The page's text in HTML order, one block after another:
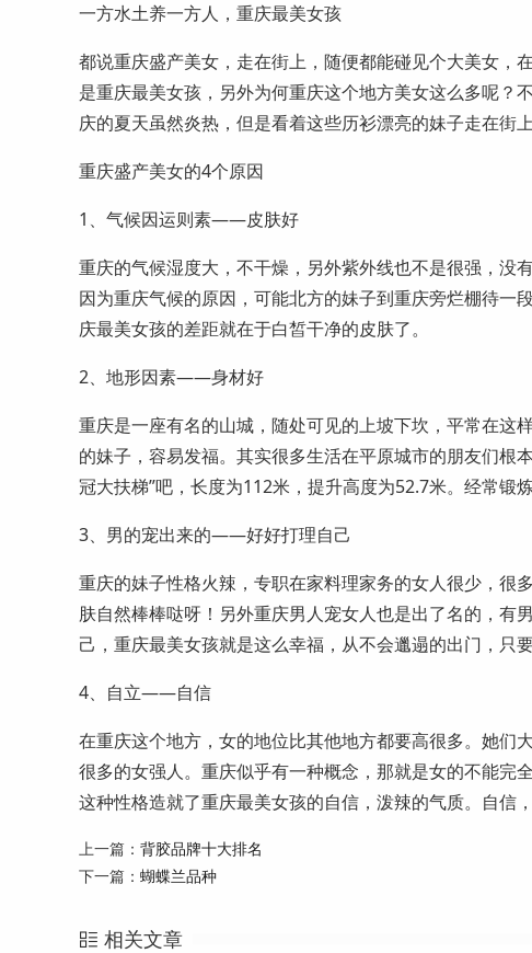
一方水土养一方人，重庆最美女孩
都说重庆盛产美女，走在街上，随便都能碰见个大美女，
是重庆最美女孩，另外为何重庆这个地方美女这么多呢？
庆的夏天虽然炎热，但是看着这些历衫漂亮的妹子走在街
重庆盛产美女的4个原因
1、气候因运则素——皮肤好
重庆的气候湿度大，不干燥，另外紫外线也不是很强，没
因为重庆气候的原因，可能北方的妹子到重庆旁烂棚待一
庆最美女孩的差距就在于白皙干净的皮肤了。
2、地形因素——身材好
重庆是一座有名的山城，随处可见的上坡下坎，平常在这
的妹子，容易发福。其实很多生活在平原城市的朋友们根
冠大扶梯”吧，长度为112米，提升高度为52.7米。经常锻
3、男的宠出来的——好好打理自己
重庆的妹子性格火辣，专职在家料理家务的女人很少，很
肤自然棒棒哒呀！另外重庆男人宠女人也是出了名的，有
己，重庆最美女孩就是这么幸福，从不会邋遢的出门，只
4、自立——自信
在重庆这个地方，女的地位比其他地方都要高很多。她们
很多的女强人。重庆似乎有一种概念，那就是女的不能完
这种性格造就了重庆最美女孩的自信，泼辣的气质。自信
上一篇： 背胶品牌十大排名
下一篇： 蝴蝶兰品种
相关文章